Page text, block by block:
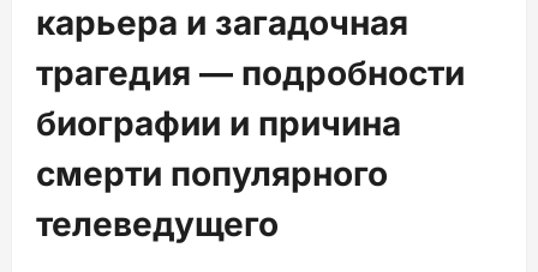
карьера и загадочная
трагедия — подробности
биографии и причина
смерти популярного
телеведущего